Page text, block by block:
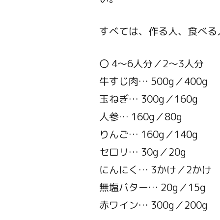
すべては、作る人、食べ
〇 4～6人分／2～3人分
牛すじ肉… 500g／400g
玉ねぎ… 300g／160g
人参… 160g／80g
りんご… 160g／140g
セロリ… 30g／20g
にんにく… 3かけ／2かけ
無塩バター… 20g／15g
赤ワイン… 300g／200g